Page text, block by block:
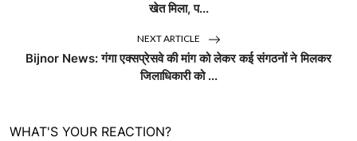
खेत मिला, प...
NEXT ARTICLE
Bijnor News: गंगा एक्सप्रेसवे की मांग को लेकर कई संगठनों ने मिलकर
जिलाधिकारी को ...
WHAT'S YOUR REACTION?